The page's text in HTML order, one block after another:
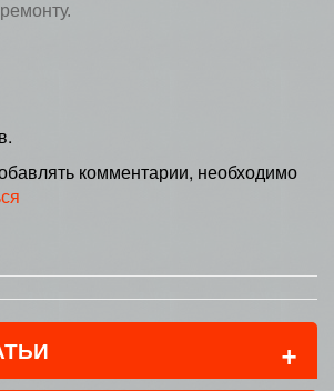
комментарии, необходимо
+